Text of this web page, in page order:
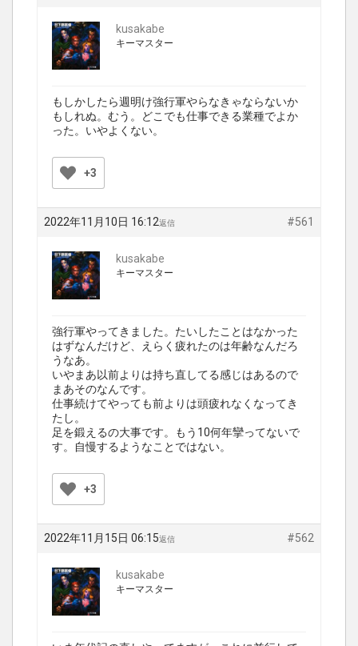
kusakabe
キーマスター
もしかしたら週明け強行軍やらなきゃならないか
もしれぬ。むう。どこでも仕事できる業種でよか
った。いやよくない。
+3
2022年11月10日 16:12 #561
返信
kusakabe
キーマスター
強行軍やってきました。たいしたことはなかった
はずなんだけど、えらく疲れたのは年齢なんだろ
うなあ。
いやまあ以前よりは持ち直してる感じはあるので
まあそのなんです。
仕事続けてやっても前よりは頭疲れなくなってき
たし。
足を鍛えるの大事です。もう10何年攣ってないで
す。自慢するようなことではない。
+3
2022年11月15日 06:15 #562
返信
kusakabe
キーマスター